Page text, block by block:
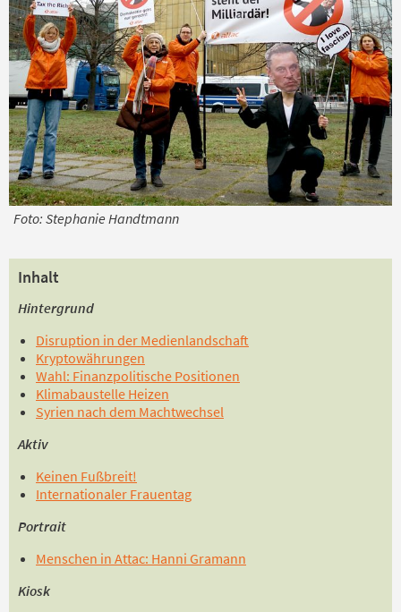
Foto: Stephanie Handtmann
Inhalt
Hintergrund
Disruption in der Medienlandschaft
Kryptowährungen
Wahl: Finanzpolitische Positionen
Klimabaustelle Heizen
Syrien nach dem Machtwechsel
Aktiv
Keinen Fußbreit!
Internationaler Frauentag
Portrait
Menschen in Attac: Hanni Gramann
Kiosk